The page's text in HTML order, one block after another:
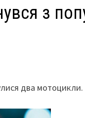
з
два мотоцикли.